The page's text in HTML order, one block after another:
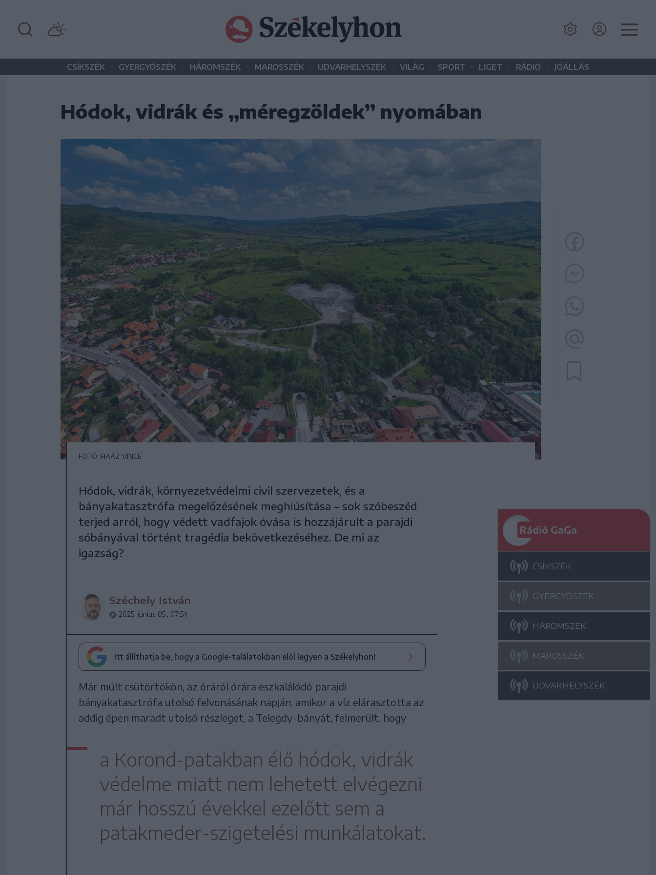
CSÍKSZÉK • GYERGYÓSZÉK • HÁROMSZÉK • MAROSSZÉK • UDVARHELYSZÉK • VILÁG • SPORT • LIGET • RÁDIÓ • JÓÁLLÁS
Hódok, vidrák és „méregzöldek” nyomában
FOTÓ: HAÁZ VINCE
Hódok, vidrák, környezetvédelmi civil szervezetek, és a
bányakatasztrófa megelőzésének meghiúsítása – sok szóbeszéd
terjed arról, hogy védett vadfajok óvása is hozzájárult a parajdi
sóbányával történt tragédia bekövetkezéséhez. De mi az
igazság?
Széchely István
2025. június 05., 07:54
Itt állíthatja be, hogy a Google-találatokban elöl legyen a Székelyhon!
Már múlt csütörtökön, az óráról órára eszkalálódó parajdi
bányakatasztrófa utolsó felvonásának napján, amikor a víz elárasztotta az
addig épen maradt utolsó részleget, a Telegdy-bányát, felmerült, hogy
a Korond-patakban élő hódok, vidrák
védelme miatt nem lehetett elvégezni
már hosszú évekkel ezelőtt sem a
patakmeder-szigetelési munkálatokat.
Rádió GaGa
CSÍKSZÉK
GYERGYÓSZÉK
HÁROMSZÉK
MAROSSZÉK
UDVARHELYSZÉK